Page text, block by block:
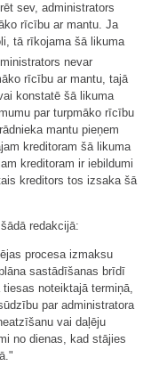
sev, administrators
rīcību ar mantu. Ja
tā rīkojama šā likuma
nevar
rīcību ar mantu, tajā
konstatē šā likuma
par turpmāko rīcību
mantu pieņem
kreditoram šā likuma
kreditoram ir iebildumi
kreditors tos izsaka šā
redakcijā:
procesa izmaksu
sastādīšanas brīdī
noteiktajā termiņā,
par administratora
vai daļēju
no dienas, kad stājies